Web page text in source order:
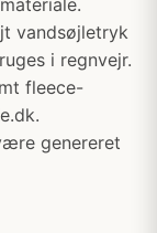
vandsøjletryk
i regnvejr.
fleece-
genereret